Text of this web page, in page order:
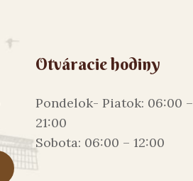
Otváracie hodiny
Pondelok- Piatok: 06:00 –
21:00
Sobota: 06:00 – 12:00